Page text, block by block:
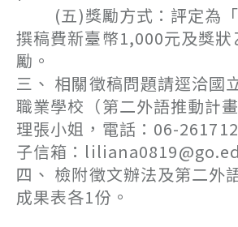
(五)獎勵方式：評定為「
撰稿費新臺幣1,000元及獎狀
勵。
三、 相關徵稿問題請逕洽國
職業學校（第二外語推動計
理張小姐，電話：06-
子信箱：
四、 檢附徵文辦法及第二外
成果表各1份。